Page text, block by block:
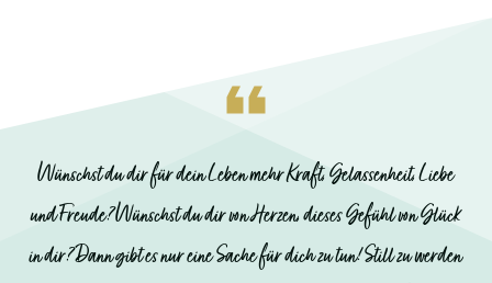
Wünschst du dir für dein Leben mehr Kraft, Gelassenheit, Liebe
und Freude? Wünschst du dir von Herzen, dieses Gefühl von Glück
in dir? Dann gibt es nur eine Sache für dich zu tun! Still zu werden